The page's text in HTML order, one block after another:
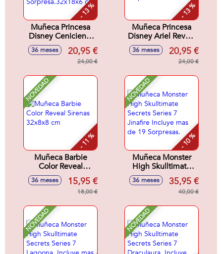
- 13 %
Muñeca Princesa
Disney Cenicienta
Reveal Con
Accesorios
Sorpresa.32x18x6
36 meses 20,95 €
24,00 €
- 13 %
Muñeca Princesa
Disney Ariel Reveal
Con Accesorios
Sorpresa.32x18x6
36 meses 20,95 €
24,00 €
NOVEDAD
- 11 %
Muñeca Barbie
Color Reveal
Sirenas 32x8x8 cm
36 meses 15,95 €
18,00 €
NOVEDAD
- 10 %
Muñeca Monster
High Skulltimate
Secrets Series 7
Jinafire Incluye mas
de 19 Sorpresas.
36 meses 35,95 €
40,00 €
NOVEDAD NOVEDAD